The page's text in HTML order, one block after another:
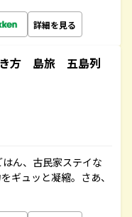
詳細を見る
方 島旅 五島列
ん、古民家ステイな
ギュッと凝縮。さあ、